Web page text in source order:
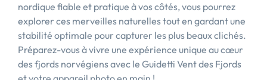
nordique fiable et pratique à vos côtés, vous pourrez
explorer ces merveilles naturelles tout en gardant une
stabilité optimale pour capturer les plus beaux clichés.
Préparez-vous à vivre une expérience unique au cœur
des fjords norvégiens avec le Guidetti Vent des Fjords